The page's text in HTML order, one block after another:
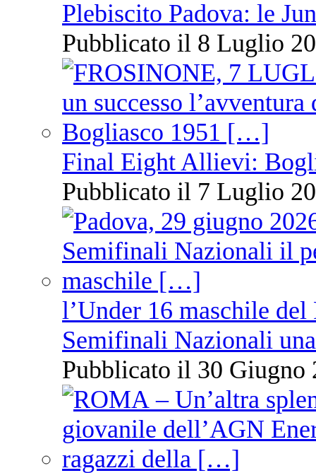
Plebiscito Padova: le
Pubblicato il 8 Luglio
Final Eight Allievi:
Pubblicato il 7 Luglio
l’Under 16 maschile
Semifinali Nazionali
Pubblicato il 30 Giugno